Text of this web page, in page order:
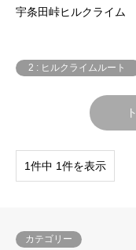
宇条田峠ヒルクライム
2 : ヒルクライムルート
1件中 1件を表示
カテゴリー